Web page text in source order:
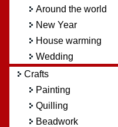
Around the world
New Year
House warming
Wedding
Crafts
Painting
Quilling
Beadwork